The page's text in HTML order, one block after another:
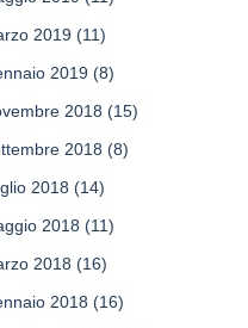
2019 (11)
2019 (8)
2018 (15)
2018 (8)
2018 (14)
2018 (11)
2018 (16)
2018 (16)